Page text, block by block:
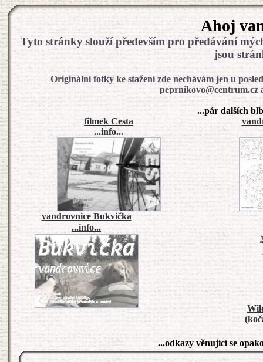
Ahoj
Tyto stránky slouží především pro předávání
jsou
Originální fotky ke stažení zde nechávám jen u
peprnikovo@centrum.cz
...pár dalších
filmek Cesta
...info...
vandrovnice Bukvička
...info...
...odkazy věnující se